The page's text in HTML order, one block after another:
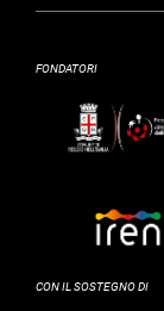
FONDATORI
CON IL SOSTEGNO DI